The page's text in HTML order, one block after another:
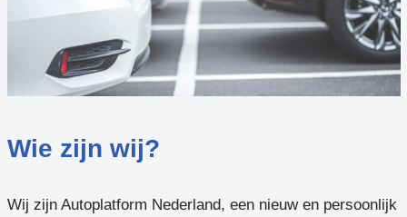
Wie zijn wij?
Wij zijn Autoplatform Nederland, een nieuw en persoonlijk